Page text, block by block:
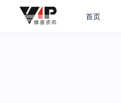
首页